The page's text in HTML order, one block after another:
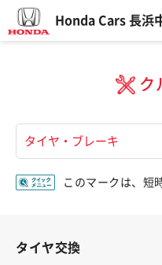
Honda Cars 長浜
ク
このマークは、短
タイヤ交換